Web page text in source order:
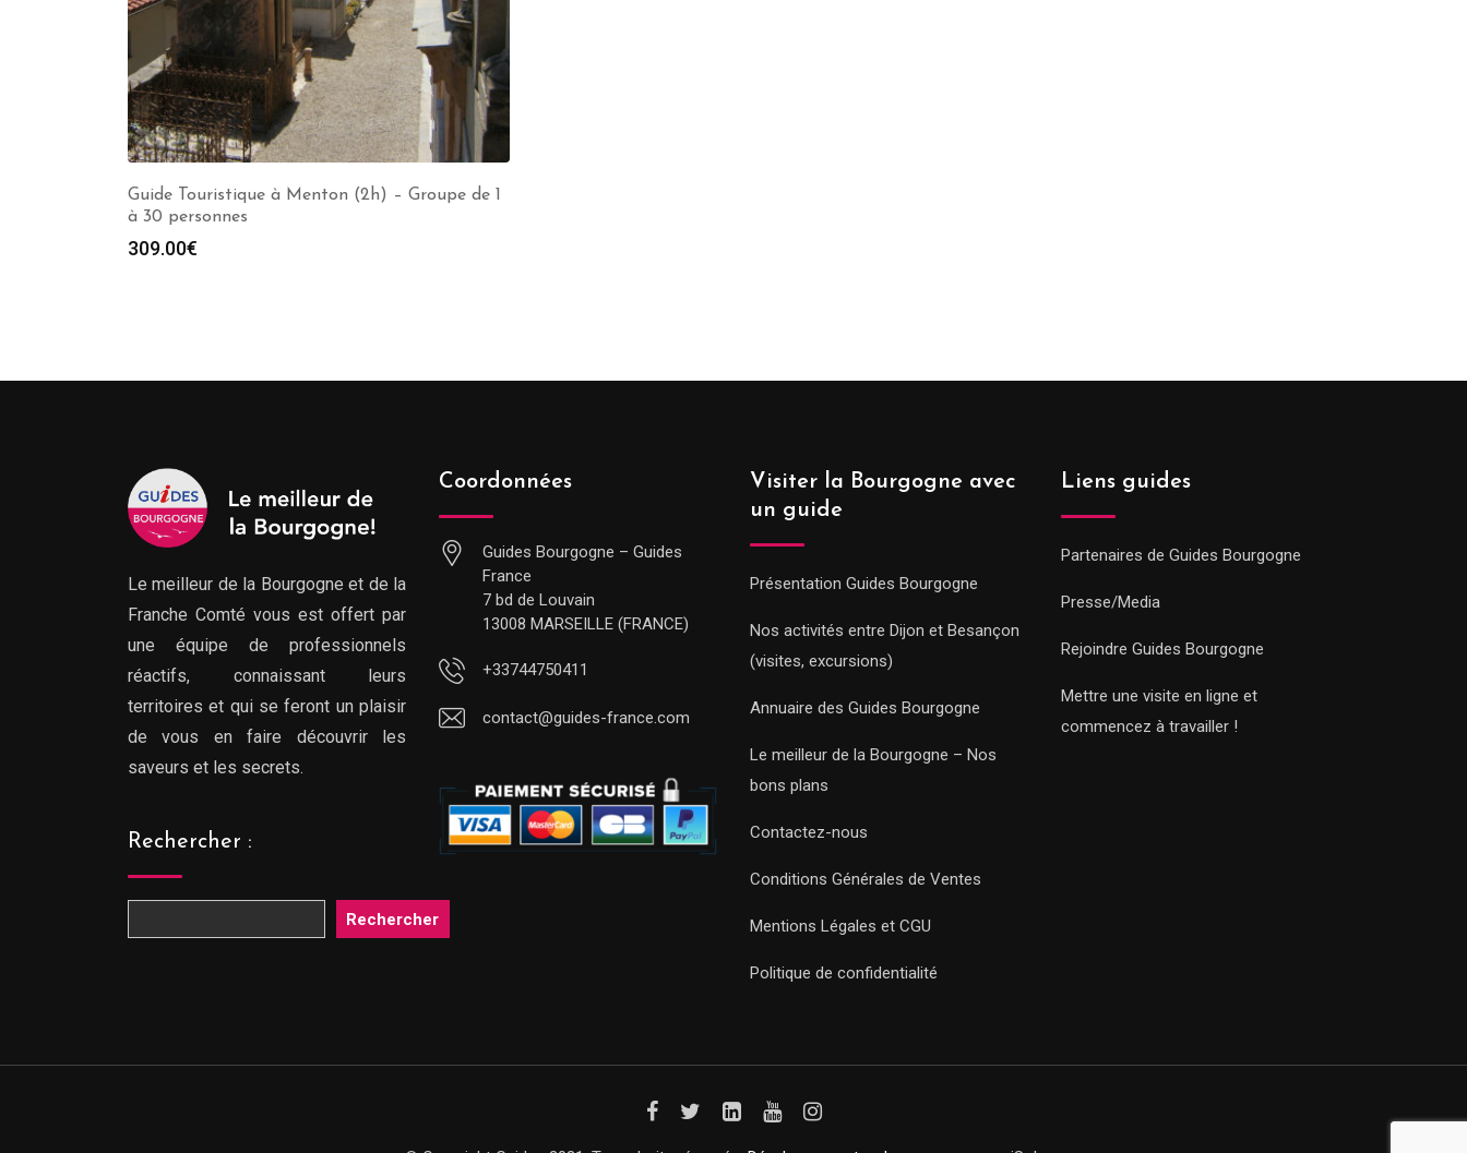
Guide Touristique à Menton (2h) – Groupe de 1
à 30 personnes
309.00€
Le meilleur de la Bourgogne et de la
Franche Comté vous est offert par
une équipe de professionnels
réactifs, connaissant leurs
territoires et qui se feront un plaisir
de vous en faire découvrir les
saveurs et les secrets.
Rechercher :
Rechercher
Coordonnées
Guides Bourgogne – Guides
France
7 bd de Louvain
13008 MARSEILLE (FRANCE)
+33744750411
contact@guides-france.com
Visiter la Bourgogne avec
un guide
Présentation Guides Bourgogne
Nos activités entre Dijon et Besançon
(visites, excursions)
Annuaire des Guides Bourgogne
Le meilleur de la Bourgogne – Nos
bons plans
Contactez-nous
Conditions Générales de Ventes
Mentions Légales et CGU
Politique de confidentialité
Liens guides
Partenaires de Guides Bourgogne
Presse/Media
Rejoindre Guides Bourgogne
Mettre une visite en ligne et
commencez à travailler !